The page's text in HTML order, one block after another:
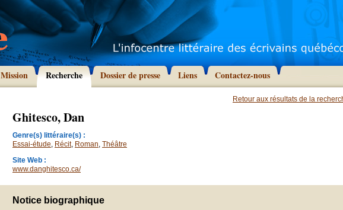
Mission Recherche Dossier de presse Liens Contactez-nous
Retour aux résultats de la
Ghitesco, Dan
Genre(s) littéraire(s) :
Essai-étude, Récit, Roman, Théâtre
Site Web :
www.danghitesco.ca/
Notice biographique